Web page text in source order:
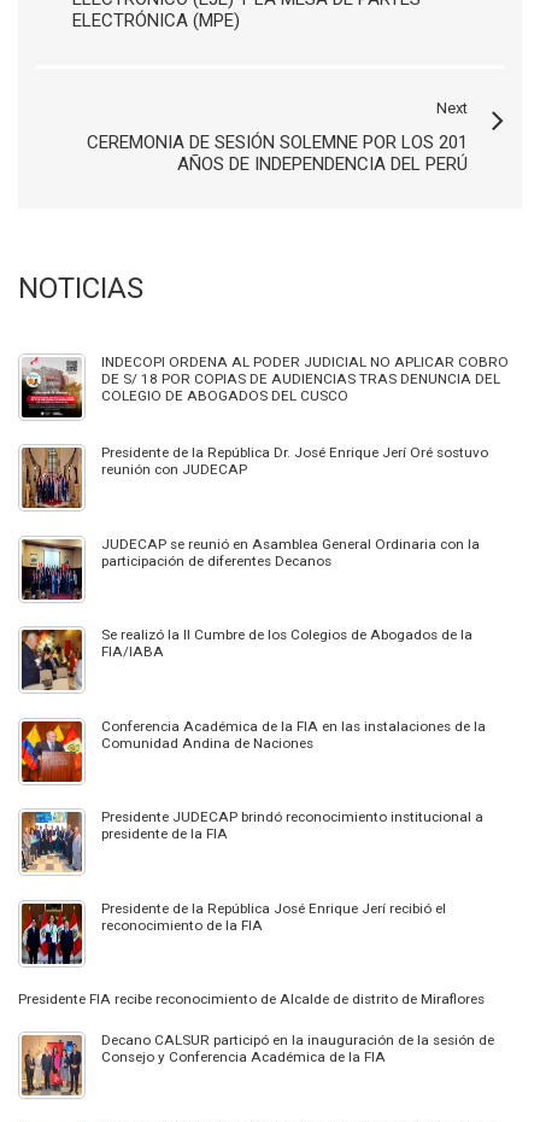
ELECTRÓNICA (MPE)
Next
CEREMONIA DE SESIÓN SOLEMNE POR LOS 201
AÑOS DE INDEPENDENCIA DEL PERÚ
NOTICIAS
INDECOPI ORDENA AL PODER JUDICIAL NO APLICAR COBRO
DE S/ 18 POR COPIAS DE AUDIENCIAS TRAS DENUNCIA DEL
COLEGIO DE ABOGADOS DEL CUSCO
Presidente de la República Dr. José Enrique Jerí Oré sostuvo
reunión con JUDECAP
JUDECAP se reunió en Asamblea General Ordinaria con la
participación de diferentes Decanos
Se realizó la II Cumbre de los Colegios de Abogados de la
FIA/IABA
Conferencia Académica de la FIA en las instalaciones de la
Comunidad Andina de Naciones
Presidente JUDECAP brindó reconocimiento institucional a
presidente de la FIA
Presidente de la República José Enrique Jerí recibió el
reconocimiento de la FIA
Presidente FIA recibe reconocimiento de Alcalde de distrito de Miraflores
Decano CALSUR participó en la inauguración de la sesión de
Consejo y Conferencia Académica de la FIA